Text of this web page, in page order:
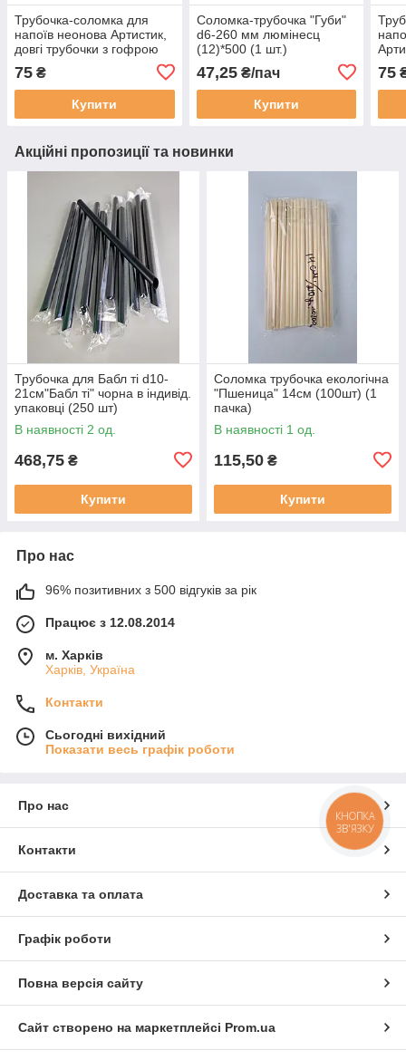
Трубочка-соломка для
напоїв неонова Артистик,
довгі трубочки з гофрою
d=6мм довжина 26см (100
шт)
75 ₴
Купити
Соломка-трубочка "Губи"
d6-260 мм люмінесц
(12)*500 (1 шт.)
47,25₴/пач
Купити
75
Акційні пропозиції та новинки
Трубочка для Бабл ті d10-
21см"Бабл ті" чорна в індивід.
упаковці (250 шт)
В наявності 2 од.
468,75 ₴
Купити
Соломка трубочка екологічна
"Пшеница" 14см (100шт) (1
пачка)
В наявності 1 од.
115,50 ₴
Купити
Про нас
96% позитивних з 500 відгуків за рік
Працює з 12.08.2014
м. Харків
Харків, Україна
Контакти
Сьогодні вихідний
Показати весь графік роботи
Про нас
Контакти
Доставка та оплата
Графік роботи
Повна версія сайту
Сайт створено на маркетплейсі Prom.ua
КНОПКА
ЗВ'ЯЗКУ